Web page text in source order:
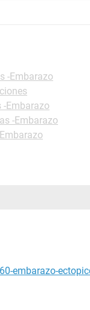
-Embarazo
Embarazo
-Embarazo
embarazo-